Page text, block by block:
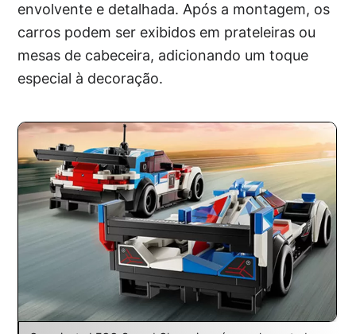
envolvente e detalhada. Após a montagem, os
carros podem ser exibidos em prateleiras ou
mesas de cabeceira, adicionando um toque
especial à decoração.